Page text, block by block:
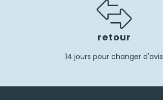
retour
14 jours pour changer d'avis